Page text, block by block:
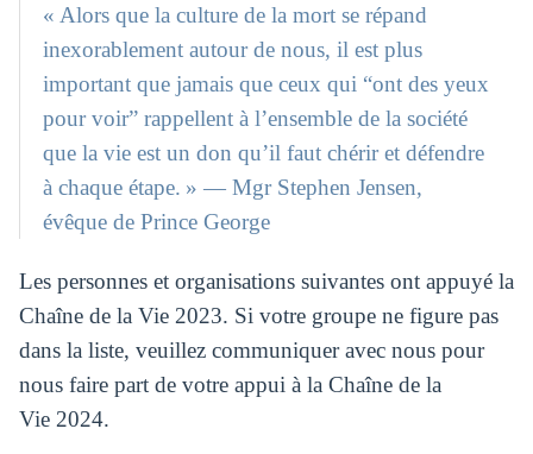
« Alors que la culture de la mort se répand
inexorablement autour de nous, il est plus
important que jamais que ceux qui “ont des yeux
pour voir” rappellent à l’ensemble de la société
que la vie est un don qu’il faut chérir et défendre
à chaque étape. » — Mgr Stephen Jensen,
évêque de Prince George
Les personnes et organisations suivantes ont appuyé la
Chaîne de la Vie 2023. Si votre groupe ne figure pas
dans la liste, veuillez communiquer avec nous pour
nous faire part de votre appui à la Chaîne de la
Vie 2024.